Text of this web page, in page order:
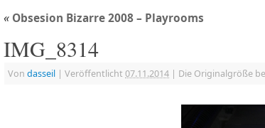
« Obsesion Bizarre 2008 – Playrooms
IMG_8314
Von dasseil | Veröffentlicht 07.11.2014 | Die Originalgröße